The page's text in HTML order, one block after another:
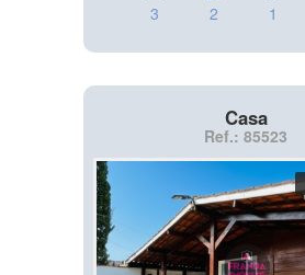
3 2 1
Casa
Ref.: 85523